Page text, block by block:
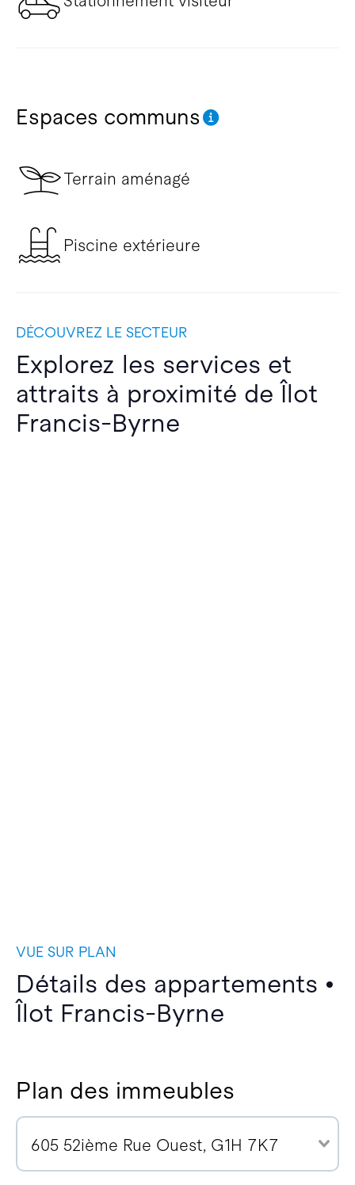
Espaces communs
Terrain aménagé
Piscine extérieure
DÉCOUVREZ LE SECTEUR
Explorez les services et
attraits à proximité de Îlot
Francis-Byrne
VUE SUR PLAN
Détails des appartements •
Îlot Francis-Byrne
Plan des immeubles
605 52ième Rue Ouest, G1H 7K7